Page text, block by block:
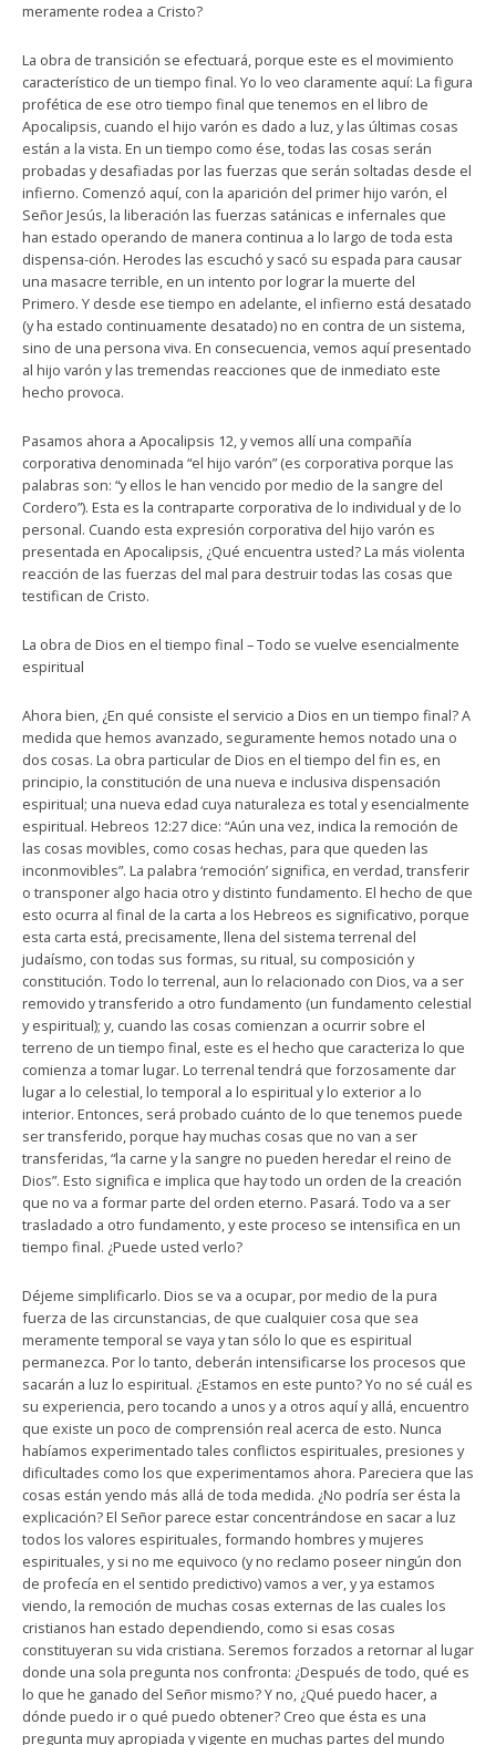
meramente rodea a Cristo?
La obra de transición se efectuará, porque este es el movimiento
característico de un tiempo final. Yo lo veo claramente aquí: La figura
profética de ese otro tiempo final que tenemos en el libro de
Apocalipsis, cuando el hijo varón es dado a luz, y las últimas cosas
están a la vista. En un tiempo como ése, todas las cosas serán
probadas y desafiadas por las fuerzas que serán soltadas desde el
infierno. Comenzó aquí, con la aparición del primer hijo varón, el
Señor Jesús, la liberación las fuerzas satánicas e infernales que
han estado operando de manera continua a lo largo de toda esta
dispensa-ción. Herodes las escuchó y sacó su espada para causar
una masacre terrible, en un intento por lograr la muerte del
Primero. Y desde ese tiempo en adelante, el infierno está desatado
(y ha estado continuamente desatado) no en contra de un sistema,
sino de una persona viva. En consecuencia, vemos aquí presentado
al hijo varón y las tremendas reacciones que de inmediato este
hecho provoca.
Pasamos ahora a Apocalipsis 12, y vemos allí una compañía
corporativa denominada “el hijo varón” (es corporativa porque las
palabras son: “y ellos le han vencido por medio de la sangre del
Cordero”). Esta es la contraparte corporativa de lo individual y de lo
personal. Cuando esta expresión corporativa del hijo varón es
presentada en Apocalipsis, ¿Qué encuentra usted? La más violenta
reacción de las fuerzas del mal para destruir todas las cosas que
testifican de Cristo.
La obra de Dios en el tiempo final – Todo se vuelve esencialmente
espiritual
Ahora bien, ¿En qué consiste el servicio a Dios en un tiempo final? A
medida que hemos avanzado, seguramente hemos notado una o
dos cosas. La obra particular de Dios en el tiempo del fin es, en
principio, la constitución de una nueva e inclusiva dispensación
espiritual; una nueva edad cuya naturaleza es total y esencialmente
espiritual. Hebreos 12:27 dice: “Aún una vez, indica la remoción de
las cosas movibles, como cosas hechas, para que queden las
inconmovibles”. La palabra ‘remoción’ significa, en verdad, transferir
o transponer algo hacia otro y distinto fundamento. El hecho de que
esto ocurra al final de la carta a los Hebreos es significativo, porque
esta carta está, precisamente, llena del sistema terrenal del
judaísmo, con todas sus formas, su ritual, su composición y
constitución. Todo lo terrenal, aun lo relacionado con Dios, va a ser
removido y transferido a otro fundamento (un fundamento celestial
y espiritual); y, cuando las cosas comienzan a ocurrir sobre el
terreno de un tiempo final, este es el hecho que caracteriza lo que
comienza a tomar lugar. Lo terrenal tendrá que forzosamente dar
lugar a lo celestial, lo temporal a lo espiritual y lo exterior a lo
interior. Entonces, será probado cuánto de lo que tenemos puede
ser transferido, porque hay muchas cosas que no van a ser
transferidas, “la carne y la sangre no pueden heredar el reino de
Dios”. Esto significa e implica que hay todo un orden de la creación
que no va a formar parte del orden eterno. Pasará. Todo va a ser
trasladado a otro fundamento, y este proceso se intensifica en un
tiempo final. ¿Puede usted verlo?
Déjeme simplificarlo. Dios se va a ocupar, por medio de la pura
fuerza de las circunstancias, de que cualquier cosa que sea
meramente temporal se vaya y tan sólo lo que es espiritual
permanezca. Por lo tanto, deberán intensificarse los procesos que
sacarán a luz lo espiritual. ¿Estamos en este punto? Yo no sé cuál es
su experiencia, pero tocando a unos y a otros aquí y allá, encuentro
que existe un poco de comprensión real acerca de esto. Nunca
habíamos experimentado tales conflictos espirituales, presiones y
dificultades como los que experimentamos ahora. Pareciera que las
cosas están yendo más allá de toda medida. ¿No podría ser ésta la
explicación? El Señor parece estar concentrándose en sacar a luz
todos los valores espirituales, formando hombres y mujeres
espirituales, y si no me equivoco (y no reclamo poseer ningún don
de profecía en el sentido predictivo) vamos a ver, y ya estamos
viendo, la remoción de muchas cosas externas de las cuales los
cristianos han estado dependiendo, como si esas cosas
constituyeran su vida cristiana. Seremos forzados a retornar al lugar
donde una sola pregunta nos confronta: ¿Después de todo, qué es
lo que he ganado del Señor mismo? Y no, ¿Qué puedo hacer, a
dónde puedo ir o qué puedo obtener? Creo que ésta es una
pregunta muy apropiada y vigente en muchas partes del mundo